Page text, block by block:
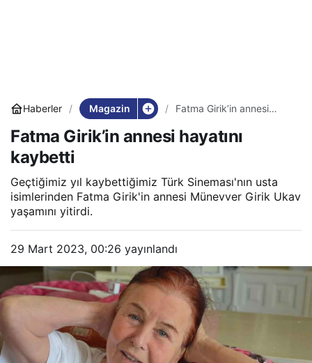
Haberler Magazin
Fatma Girik’in annesi
Fatma Girik’in annesi hayatını
kaybetti
Geçtiğimiz yıl kaybettiğimiz Türk Sineması'nın usta
isimlerinden Fatma Girik'in annesi Münevver Girik Ukav
yaşamını yitirdi.
29 Mart 2023, 00:26 yayınlandı